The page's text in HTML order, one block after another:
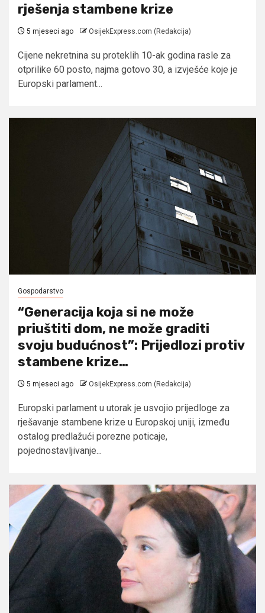
rješenja stambene krize
5 mjeseci ago OsijekExpress.com (Redakcija)
Cijene nekretnina su proteklih 10-ak godina rasle za
otprilike 60 posto, najma gotovo 30, a izvješće koje je
Europski parlament...
Gospodarstvo
“Generacija koja si ne može
priuštiti dom, ne može graditi
svoju budućnost”: Prijedlozi protiv
stambene krize…
5 mjeseci ago OsijekExpress.com (Redakcija)
Europski parlament u utorak je usvojio prijedloge za
rješavanje stambene krize u Europskoj uniji, između
ostalog predlažući porezne poticaje,
pojednostavljivanje...